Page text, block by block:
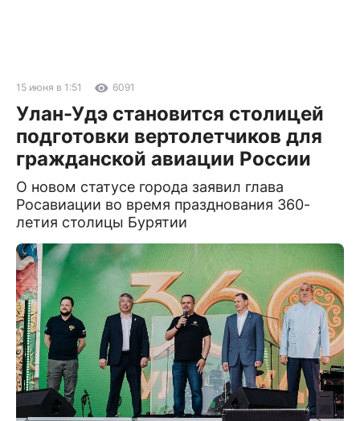
15 июня в 1:51 6091
Улан-Удэ становится столицей
подготовки вертолетчиков для
гражданской авиации России
О новом статусе города заявил глава
Росавиации во время празднования 360-
летия столицы Бурятии